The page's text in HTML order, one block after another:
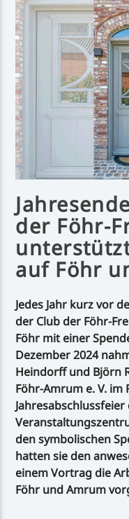
der Föhr-
auf Föhr
Jedes Jahr kurz vor
der Club der Föhr-
Föhr mit einer
Dezember 2024
Heindorff und Björn
Föhr-Amrum e. V. im
den symbolischen
hatten sie den
einem Vortrag die
Föhr und Amrum